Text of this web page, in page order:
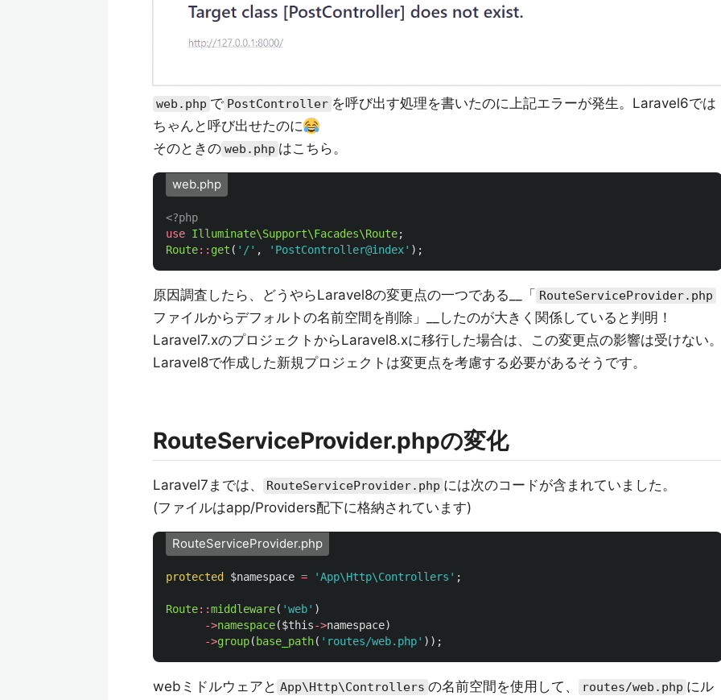
web.php で PostController を呼び出す処理を書いたのに上記エラーが発生。Laravel6では
ちゃんと呼び出せたのに
そのときの web.php はこちら。
web.php
<?php
use Illuminate\Support\Facades\Route;
Route:: get ( '/' , 'PostController@index' );
原因調査したら、どうやらLaravel8の変更点の一つである__「 RouteServiceProvider.php
ファイルからデフォルトの名前空間を削除」__したのが大きく関係していると判明！
Laravel7.xのプロジェクトからLaravel8.xに移行した場合は、この変更点の影響は受けない
Laravel8で作成した新規プロジェクトは変更点を考慮する必要があるそうです。
RouteServiceProvider.phpの変化
Laravel7までは、 RouteServiceProvider.php には次のコードが含まれていました。
(ファイルはapp/Providers配下に格納されています)
RouteServiceProvider.php
protected $namespace = 'App\Http\Controllers' ;
Route::middleware( 'web' )
->namespace($this->namespace)
->group( base_path( 'routes/web.php' ));
webミドルウェアと App\Http\Controllers の名前空間を使用して、 routes/web.php にル